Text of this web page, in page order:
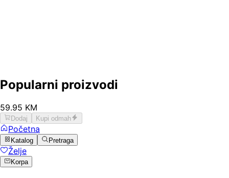
Popularni proizvodi
59.95 KM
Dodaj Kupi odmah
Početna
Katalog Pretraga
Želje
Korpa